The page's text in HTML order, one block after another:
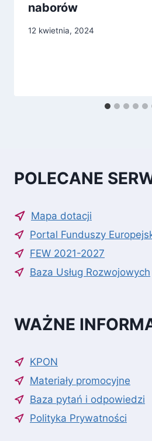
naborów
12 kwietnia, 2024
POLECANE
Mapa dotacji
Portal Funduszy
FEW 2021-2027
Baza Usług Rozwojowych
WAŻNE
KPON
Materiały promocyjne
Baza pytań i odpowiedzi
Polityka Prywatności